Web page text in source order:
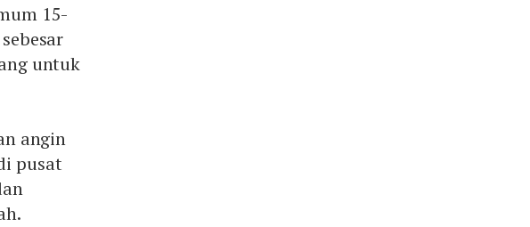
15-
untuk
angin
pusat